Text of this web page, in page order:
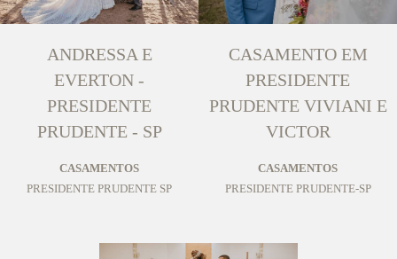
ANDRESSA E
EVERTON -
PRESIDENTE
PRUDENTE - SP
CASAMENTOS
PRESIDENTE PRUDENTE SP
CASAMENTO EM
PRESIDENTE
PRUDENTE VIVIANI E
VICTOR
CASAMENTOS
PRESIDENTE PRUDENTE-SP